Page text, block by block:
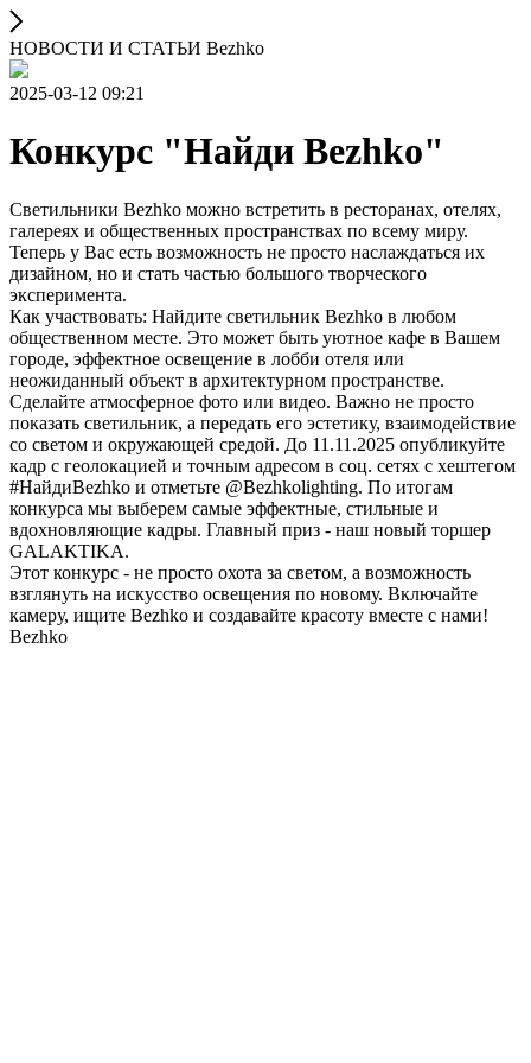
НОВОСТИ И СТАТЬИ Bezhko
2025-03-12 09:21
Конкурс "Найди Bezhko"
Светильники Bezhko можно встретить в ресторанах, отелях,
галереях и общественных пространствах по всему миру.
Теперь у Вас есть возможность не просто наслаждаться их
дизайном, но и стать частью большого творческого
эксперимента.
Как участвовать: Найдите светильник Bezhko в любом
общественном месте. Это может быть уютное кафе в Вашем
городе, эффектное освещение в лобби отеля или
неожиданный объект в архитектурном пространстве.
Сделайте атмосферное фото или видео. Важно не просто
показать светильник, а передать его эстетику, взаимодействие
со светом и окружающей средой. До 11.11.2025 опубликуйте
кадр с геолокацией и точным адресом в соц. сетях с хештегом
#НайдиBezhko и отметьте @Bezhkolighting. По итогам
конкурса мы выберем самые эффектные, стильные и
вдохновляющие кадры. Главный приз - наш новый торшер
GALAKTIKA.
Этот конкурс - не просто охота за светом, а возможность
взглянуть на искусство освещения по новому. Включайте
камеру, ищите Bezhko и создавайте красоту вместе с нами!
Bezhko